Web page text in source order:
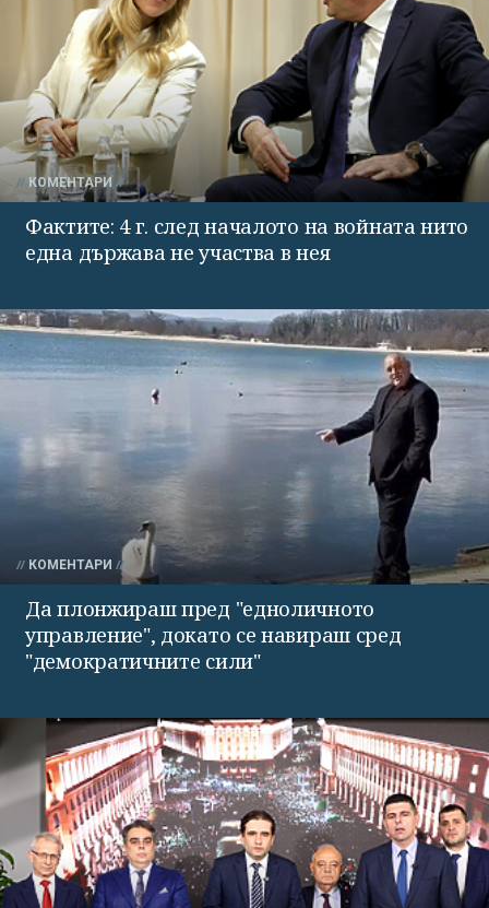
КОМЕНТАРИ
Фактите: 4 г. след началото на войната нито
една държава не участва в нея
КОМЕНТАРИ
Да плонжираш пред "едноличното
управление", докато се навираш сред
"демократичните сили"